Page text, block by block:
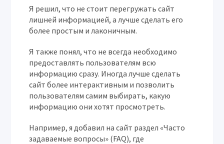
Я решил, что не стоит перегружать сайт
лишней информацией, а лучше сделать его
более простым и лаконичным.
Я также понял, что не всегда необходимо
предоставлять пользователям всю
информацию сразу. Иногда лучше сделать
сайт более интерактивным и позволить
пользователям самим выбирать, какую
информацию они хотят просмотреть.
Например, я добавил на сайт раздел «Часто
задаваемые вопросы» (FAQ), где